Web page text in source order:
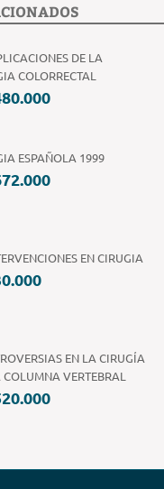
DE LA
COLORRECTAL
ESPAÑOLA 1999
EN CIRUGIA
EN LA CIRUGÍA
COLUMNA VERTEBRAL